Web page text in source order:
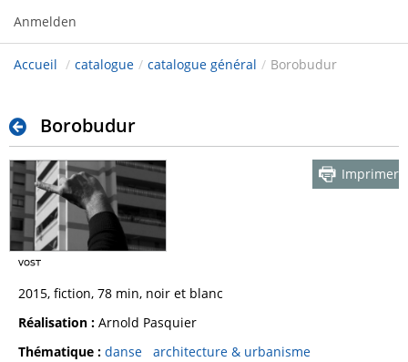
Anmelden
Accueil / catalogue / catalogue général / Borobudur
Borobudur
Imprimer
2015, fiction, 78 min, noir et blanc
Réalisation : Arnold Pasquier
Thématique : danse
architecture & urbanisme